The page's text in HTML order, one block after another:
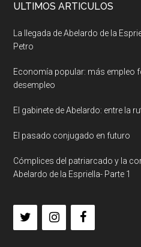
ULTIMOS ARTICULOS
La llegada de Abelardo de la
Petro
Economía popular: más empleo
desempleo
El gabinete de Abelardo: entre la
El pasado conjugado en futuro
Cómplices del patriarcado y la
Abelardo de la Espriella- Parte 1